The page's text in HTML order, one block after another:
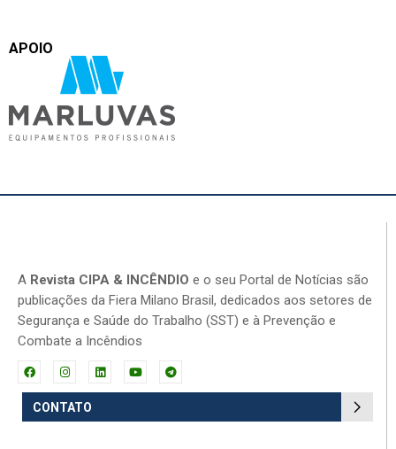
APOIO
A Revista CIPA & INCÊNDIO e o seu Portal de Notícias são
publicações da Fiera Milano Brasil, dedicados aos setores de
Segurança e Saúde do Trabalho (SST) e à Prevenção e
Combate a Incêndios
CONTATO